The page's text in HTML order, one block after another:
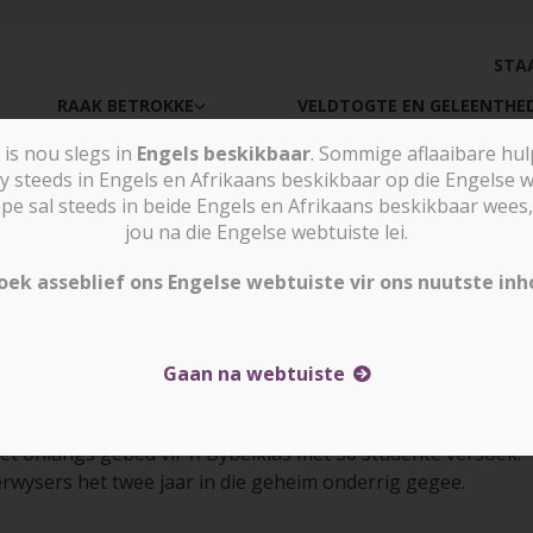
RAAK BETROKKE VELDTOGTE EN
onlangs gebed vir ŉ Bybelklas met 30 studente versoek.
het twee jaar in die geheim onderrig gegee.
nou slegs in Engels beskikbaar. Sommige aflaaibare
steeds in Engels en Afrikaans beskikbaar op die Engelse
sal steeds in beide Engels en Afrikaans beskikbaar
jou na die Engelse webtuiste lei.
asseblief ons Engelse webtuiste vir ons nuutste
Gaan na webtuiste